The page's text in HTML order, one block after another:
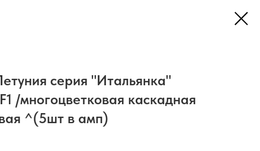
серия "Итальянка"
/многоцветковая каскадная
^(5шт в амп)